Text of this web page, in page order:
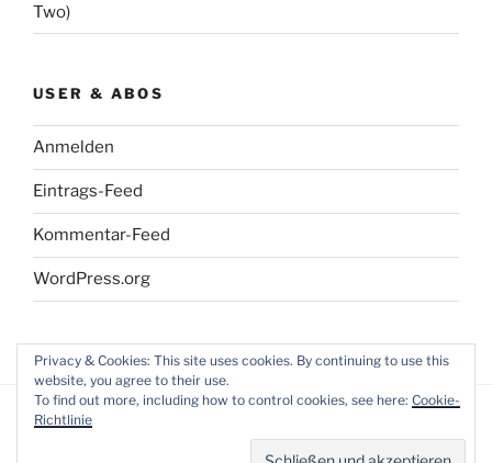
Two)
USER & ABOS
Anmelden
Eintrags-Feed
Kommentar-Feed
WordPress.org
Datenschutzerklärung
Privacy & Cookies: This site uses cookies. By continuing to use this
website, you agree to their use.
To find out more, including how to control cookies, see here: Cookie-
Richtlinie